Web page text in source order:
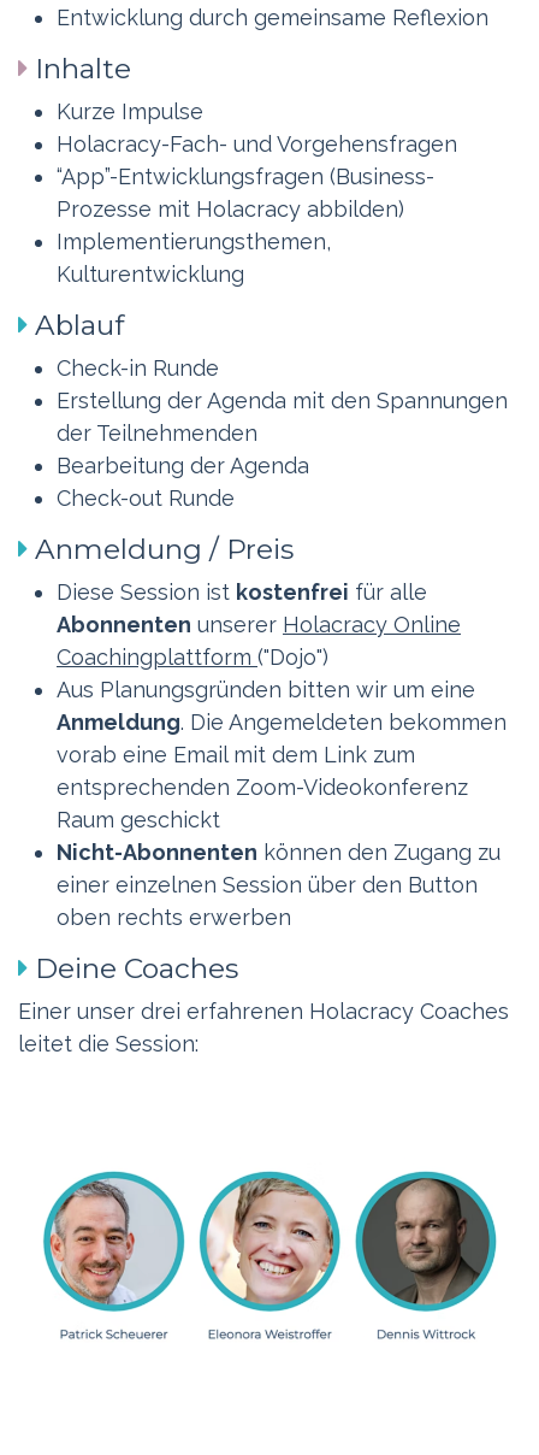
Entwicklung durch gemeinsame Reflexion
Inhalte
Kurze Impulse
Holacracy-Fach- und Vorgehensfragen
“App”-Entwicklungsfragen (Business-
Prozesse mit Holacracy abbilden)
Implementierungsthemen,
Kulturentwicklung
Ablauf
Check-in Runde
Erstellung der Agenda mit den Spannungen
der Teilnehmenden
Bearbeitung der Agenda
Check-out Runde
Anmeldung / Preis
Diese Session ist kostenfrei für alle
Abonnenten unserer Holacracy Online
Coachingplattform ("Dojo")
Aus Planungsgründen bitten wir um eine
Anmeldung. Die Angemeldeten bekommen
vorab eine Email mit dem Link zum
entsprechenden Zoom-Videokonferenz
Raum geschickt
Nicht-Abonnenten können den Zugang zu
einer einzelnen Session über den Button
oben rechts erwerben
Deine Coaches
Einer unser drei erfahrenen Holacracy Coaches
leitet die Session: